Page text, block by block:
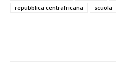
repubblica centrafricana
scuola